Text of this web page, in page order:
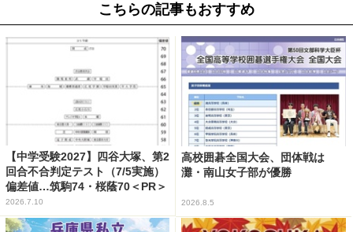
こちらの記事もおすすめ
【中学受験2027】四谷大塚、第2
回合不合判定テスト（7/5実施）
偏差値…筑駒74・桜蔭70＜PR＞
2026.7.10
高校囲碁全国大会、団体戦は
灘・南山女子部が優勝
2026.8.5